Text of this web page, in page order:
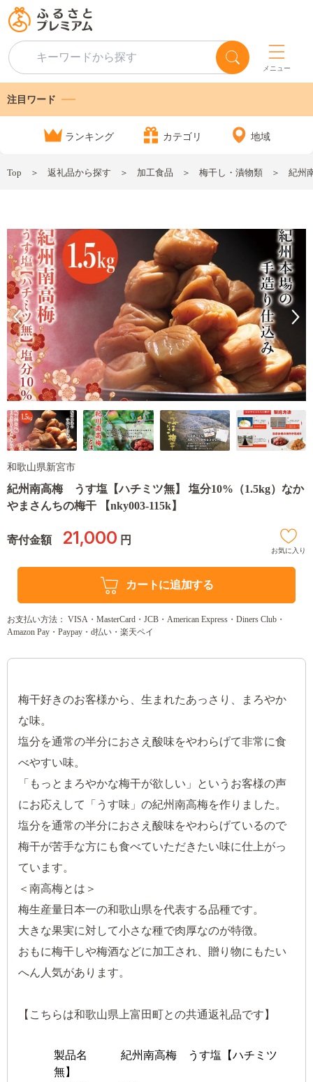
メニュー
注目ワード
ランキング カテゴリ 地域
Top 返礼品から探す 加工食品 梅干し・漬物類 紀州
和歌山県新宮市
紀州南高梅 うす塩【ハチミツ無】 塩分10%（1.5kg）なか
やまさんちの梅干 【nky003-115k】
寄付金額 21,000 円
お気に入り
カートに追加する
お支払い方法： VISA・MasterCard・JCB・American Express・Diners Club・
Amazon Pay・Paypay・d払い・楽天ペイ
梅干好きのお客様から、生まれたあっさり、まろやか
な味。
塩分を通常の半分におさえ酸味をやわらげて非常に食
べやすい味。
「もっとまろやかな梅干が欲しい」というお客様の声
にお応えして「うす味」の紀州南高梅を作りました。
塩分を通常の半分におさえ酸味をやわらげているので
梅干が苦手な方にも食べていただきたい味に仕上がっ
ています。
＜南高梅とは＞
梅生産量日本一の和歌山県を代表する品種です。
大きな果実に対して小さな種で肉厚なのが特徴。
おもに梅干しや梅酒などに加工され、贈り物にもたい
へん人気があります。
【こちらは和歌山県上富田町との共通返礼品です】
製品名 紀州南高梅 うす塩【ハチミツ
無】